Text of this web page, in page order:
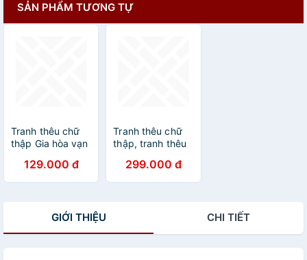
SẢN PHẨM TƯƠNG TỰ
Tranh thêu chữ
thập Gia hòa vạn
kích thước 90 x
43 cm
129.000 đ
Tranh thêu chữ
thập, tranh thêu
sự hưng
MN0090
299.000 đ
GIỚI THIỆU CHI TIẾT